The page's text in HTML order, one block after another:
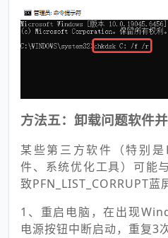
方法五：卸载问题软件
某些第三方软件（特别
件、系统优化工具）可能
致PFN_LIST_CORRUPT蓝
1、重启电脑，在出现
电源按钮中断启动，重复3次